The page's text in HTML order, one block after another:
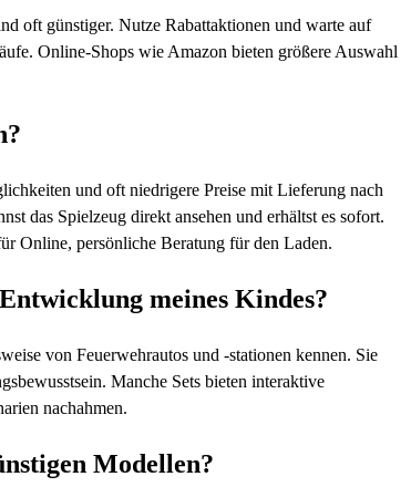
oft günstiger. Nutze Rabattaktionen und warte auf
Online-Shops wie Amazon bieten größere Auswahl
und oft niedrigere Preise mit Lieferung nach
das Spielzeug direkt ansehen und erhältst es sofort.
Online, persönliche Beratung für den Laden.
meines Kindes?
von Feuerwehrautos und -stationen kennen. Sie
Manche Sets bieten interaktive
nachahmen.
Modellen?